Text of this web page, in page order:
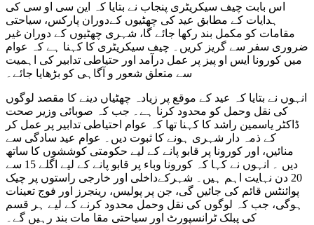
اس بابت چیف سیکریٹری پنجاب نے بتایا کہ این سی او سی کی
ہدایات کے مطابق عید کی چھٹیوں کےدوران پارکس، سیاحتی
مقامات کو مکمل بند رکھا جائے گا، شہری چھٹیوں کے دوران غیر
ضروری سفر سے گریز کریں۔ چیف سیکریٹری کا کہنا ہے کہ عوام
میں کورونا ایس او پیز پر عمل درآمد اور حتیاطی تدابیر کی اہمیت
سے متعلق شعور و آگاہی کو بڑھایا جائے۔
انہوں نے بتایا کہ عید کے موقع پر زیادہ چھٹیاں دینے کا مقصد لوگوں
کی نقل وحمل کو محدود کرنا ہے۔ جب کہ صوبائی وزیر صحت
ڈاکٹر یاسمین راشد کا کہنا تھا کہ عوام احتیاطی تدابیر پر عمل کر
کے ذمہ دار شہری ہونے کا ثبوت دیں۔ عوام عید سادگی سے
منائیں، اور کورونا پر قابو پانے کے لیے حکومتی کوششوں کا ساتھ
دیں ۔ انہوں نے کہا کہ کورونا وباء پر قابو پانے کے لیے اگلے 15 سے
20 دن نہایت اہم ہیں۔ شہرکےداخلی اور خارجی راستوں پر چیک
پوائنٹس قائم کی جائیں گی، جن پر پولیس، رینجرز اور فوج تعینات
ہوگی، جب کہ لوگوں کی نقل وحمل محدود کرنے کے لیے ہر قسم
کی پبلک ٹرانسپورٹ اور سیاحتی مقا مات بند رہیں گے۔